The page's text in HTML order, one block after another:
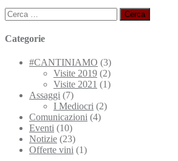
Ricerca
per:
Categorie
#CANTINIAMO (3)
Visite 2019 (2)
Visite 2021 (1)
Assaggi (7)
I Mediocri (2)
Comunicazioni (4)
Eventi (10)
Notizie (23)
Offerte vini (1)